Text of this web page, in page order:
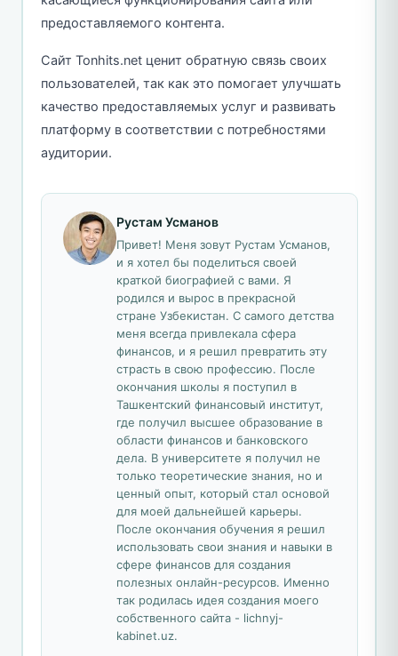
предоставляемого контента.
Сайт Tonhits.net ценит обратную связь своих
пользователей, так как это помогает улучшать
качество предоставляемых услуг и развивать
платформу в соответствии с потребностями
аудитории.
Рустам Усманов
Привет! Меня зовут Рустам Усманов,
и я хотел бы поделиться своей
краткой биографией с вами. Я
родился и вырос в прекрасной
стране Узбекистан. С самого детства
меня всегда привлекала сфера
финансов, и я решил превратить эту
страсть в свою профессию. После
окончания школы я поступил в
Ташкентский финансовый институт,
где получил высшее образование в
области финансов и банковского
дела. В университете я получил не
только теоретические знания, но и
ценный опыт, который стал основой
для моей дальнейшей карьеры.
После окончания обучения я решил
использовать свои знания и навыки в
сфере финансов для создания
полезных онлайн-ресурсов. Именно
так родилась идея создания моего
собственного сайта - lichnyj-
kabinet.uz.